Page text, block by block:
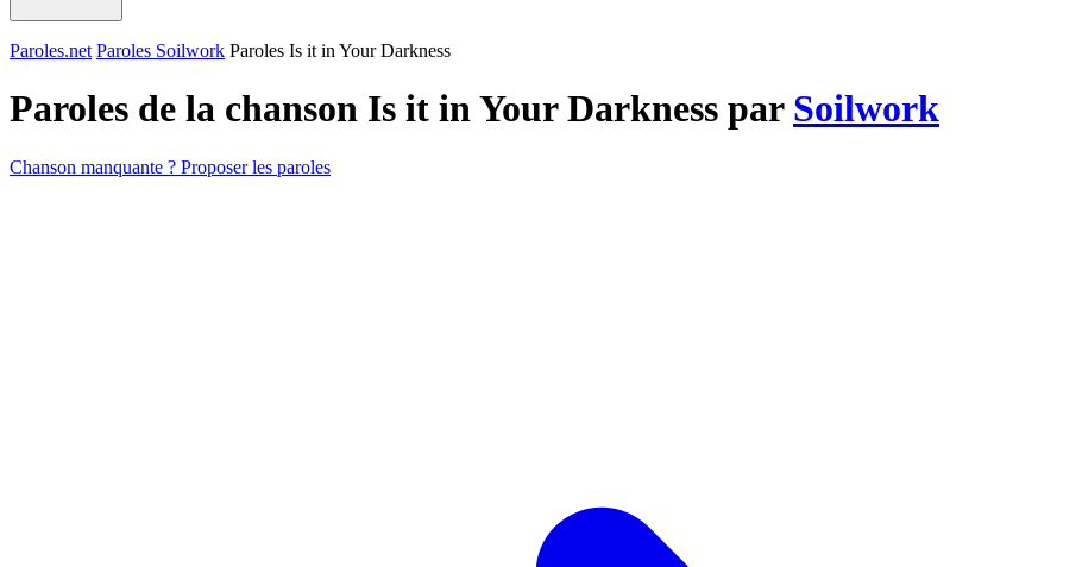
Paroles.net Paroles Soilwork Paroles Is it in Your Darkness
Paroles de la chanson Is it in Your Darkness par Soilwork
Chanson manquante ? Proposer les paroles